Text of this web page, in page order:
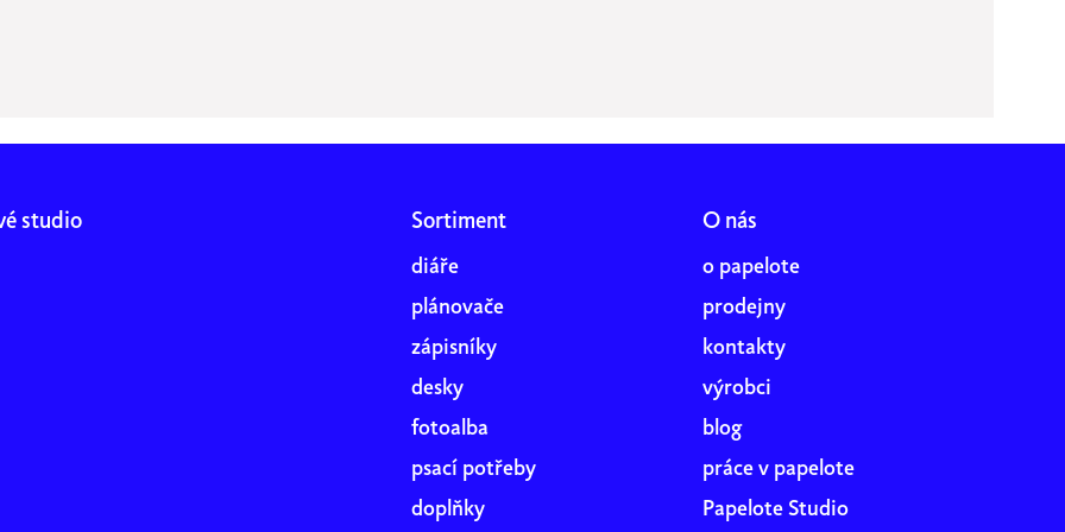
studio Sortiment
diáře
plánovače
zápisníky
desky
fotoalba
psací potřeby
doplňky
O nás
o papelote
prodejny
kontakty
výrobci
blog
práce v papelote
Papelote Studio